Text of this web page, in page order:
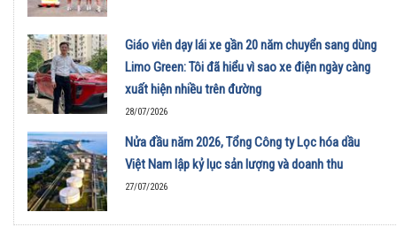
Giáo viên dạy lái xe gần 20 năm chuyển sang dùng
Limo Green: Tôi đã hiểu vì sao xe điện ngày càng
xuất hiện nhiều trên đường
28/07/2026
Nửa đầu năm 2026, Tổng Công ty Lọc hóa dầu
Việt Nam lập kỷ lục sản lượng và doanh thu
27/07/2026